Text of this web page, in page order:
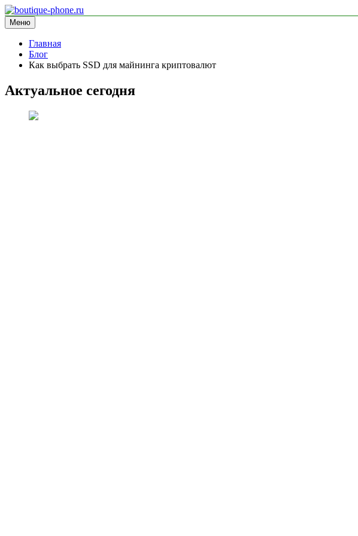
Перейти
к
содержимому
boutique-phone.ru
информационный сайт
Меню
Главная
Блог
Как выбрать SSD для майнинга криптовалют
Актуальное сегодня